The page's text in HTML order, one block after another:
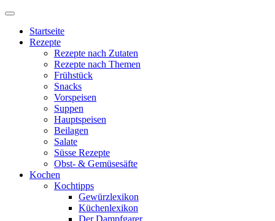
Startseite
Rezepte
Rezepte nach Zutaten
Rezepte nach Themen
Frühstück
Snacks
Vorspeisen
Suppen
Hauptspeisen
Beilagen
Salate
Süsse Rezepte
Obst- & Gemüsesäfte
Kochen
Kochtipps
Gewürzlexikon
Küchenlexikon
Der Dampfgarer